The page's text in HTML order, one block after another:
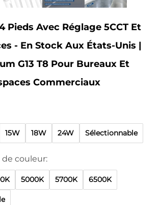
Pieds Avec Réglage 5CCT Et
- En Stock Aux États-Unis |
G13 T8 Pour Bureaux Et
Commerciaux
15W 18W 24W Sélectionnable
couleur:
5000K 5700K 6500K